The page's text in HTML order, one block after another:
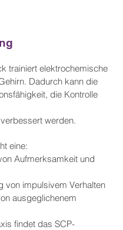
trainiert elektrochemische
Dadurch kann die
die Kontrolle
werden.
eine:
Aufmerksamkeit und
von impulsivem Verhalten
ausgeglichenem
findet das SCP-